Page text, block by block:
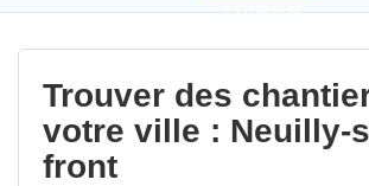
9,5(100%)52
votes
Trouver des
votre ville : Neuilly-
front